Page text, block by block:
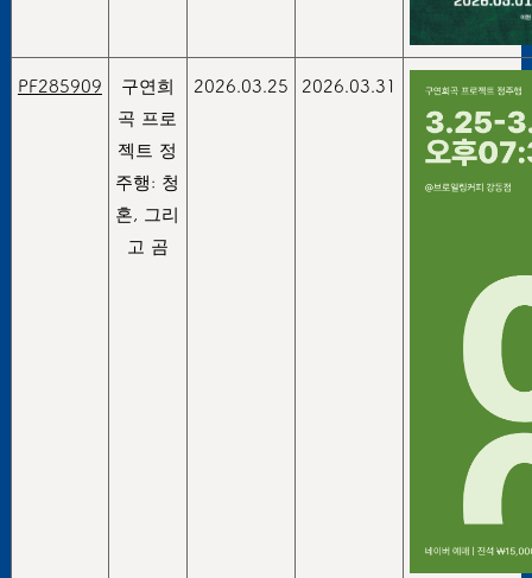
PF285909
구연희
곡 프로
젝트 정
주행: 청
혼, 그리
고 곰
2026.03.25 2026.03.31